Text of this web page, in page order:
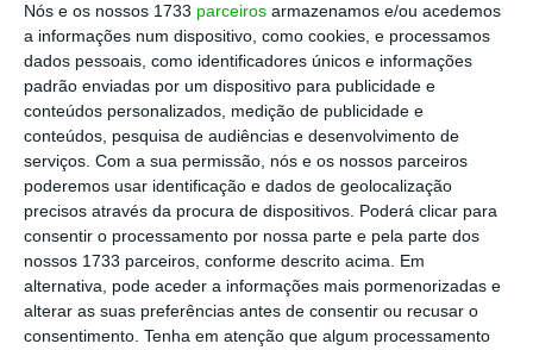
Nós e os nossos 1733 parceiros armazenamos e/ou acedemos
a informações num dispositivo, como cookies, e processamos
dados pessoais, como identificadores únicos e informações
padrão enviadas por um dispositivo para publicidade e
conteúdos personalizados, medição de publicidade e
conteúdos, pesquisa de audiências e desenvolvimento de
serviços. Com a sua permissão, nós e os nossos parceiros
poderemos usar identificação e dados de geolocalização
precisos através da procura de dispositivos. Poderá clicar para
consentir o processamento por nossa parte e pela parte dos
nossos 1733 parceiros, conforme descrito acima. Em
alternativa, pode aceder a informações mais pormenorizadas e
alterar as suas preferências antes de consentir ou recusar o
consentimento. Tenha em atenção que algum processamento
Ânia Ataíde
10 Maio 2026
Se o meu voo for cancelado,
tenho direito a reembolso?
1 de 10
Sim. Ao abrigo do regulamento europeu dos direitos